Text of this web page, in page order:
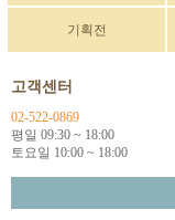
기획전
고객센터
02-522-0869
평일 09:30 ~ 18:00
토요일 10:00 ~ 18:00